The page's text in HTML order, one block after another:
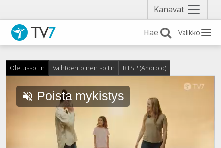
Kanavat Näytä
valikko
Valikko
Oletussoitin Vaihtoehtoinen soitin RTSP (Android)
Poista mykistys